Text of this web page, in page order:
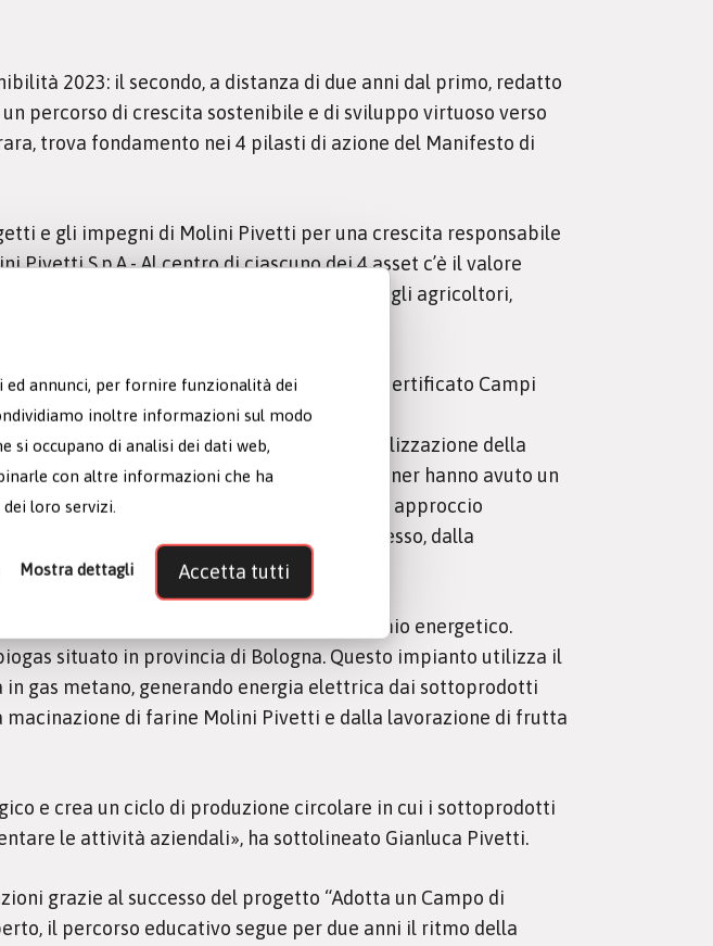
annunci, per fornire funzionalità dei
inoltre informazioni sul modo
occupano di analisi dei dati web,
con altre informazioni che ha
loro servizi.
Mostra dettagli Accetta tutti
2023: il secondo, a distanza di due anni dal primo, redatto
percorso di crescita sostenibile e di sviluppo virtuoso verso
trova fondamento nei 4 pilasti di azione del Manifesto di
e gli impegni di Molini Pivetti per una crescita responsabile
S.p.A.- Al centro di ciascuno dei 4 asset c’è il valore
del primo anello della nostra filiera, gli agricoltori,
a cominciare dalla filiera a marchio certificato Campi
stagioni 2022 e 2023 un progetto di digitalizzazione della
sviluppata, gli agricoltori partner hanno avuto un
per monitorare i miglioramenti, con un approccio
l’impatto in ogni fase del processo, dalla
i processi industriali in ottica di risparmio energetico.
situato in provincia di Bologna. Questo impianto utilizza il
gas metano, generando energia elettrica dai sottoprodotti
di farine Molini Pivetti e dalla lavorazione di frutta
e crea un ciclo di produzione circolare in cui i sottoprodotti
le attività aziendali», ha sottolineato Gianluca Pivetti.
grazie al successo del progetto “Adotta un Campo di
il percorso educativo segue per due anni il ritmo della